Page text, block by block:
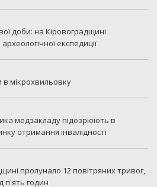
доби: на Кіровоградщині
експедиції
мікрохвильовку
медзакладу підозрюють в
отримання інвалідності
пролунало 12 повітряних тривог,
п'ять годин